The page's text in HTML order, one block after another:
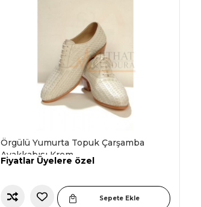
Örgülü Yumurta Topuk Çarşamba
Ayakkabısı Krem
Fiyatlar Üyelere özel
Sepete Ekle